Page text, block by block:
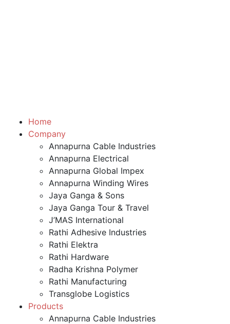
Home
Company
Annapurna Cable Industries
Annapurna Electrical
Annapurna Global Impex
Annapurna Winding Wires
Jaya Ganga & Sons
Jaya Ganga Tour & Travel
J’MAS International
Rathi Adhesive Industries
Rathi Elektra
Rathi Hardware
Radha Krishna Polymer
Rathi Manufacturing
Transglobe Logistics
Products
Annapurna Cable Industries